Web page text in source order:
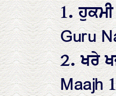
1.
Guru
2. ਖਰੇ
Maajh